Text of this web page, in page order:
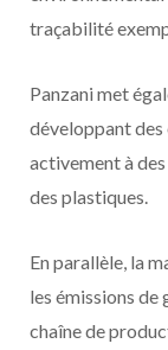
traçabilité
Panzani met
développant
activement à
des plastiques.
En parallèle, la
les émissions de
chaîne de